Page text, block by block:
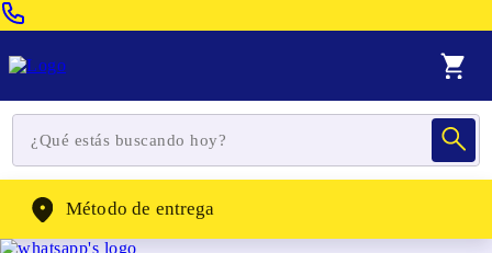
WhatsApp: (302) 262-4104
Método de entrega